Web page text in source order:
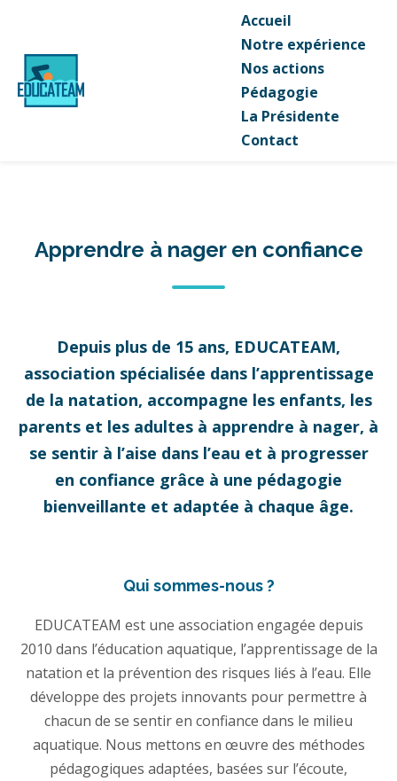
Accueil
Notre expérience
Nos actions
Pédagogie
La Présidente
Contact
Apprendre à nager en confiance
Depuis plus de 15 ans, EDUCATEAM,
association spécialisée dans l’apprentissage
de la natation, accompagne les enfants, les
parents et les adultes à apprendre à nager, à
se sentir à l’aise dans l’eau et à progresser
en confiance grâce à une pédagogie
bienveillante et adaptée à chaque âge.
Qui sommes-nous ?
EDUCATEAM est une association engagée depuis
2010 dans l’éducation aquatique, l’apprentissage de la
natation et la prévention des risques liés à l’eau. Elle
développe des projets innovants pour permettre à
chacun de se sentir en confiance dans le milieu
aquatique. Nous mettons en œuvre des méthodes
pédagogiques adaptées, basées sur l’écoute,